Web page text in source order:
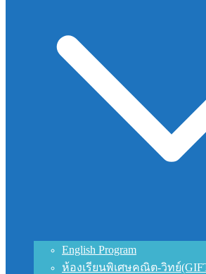
English Program
ห้องเรียนพิเศษคณิต-วิทย์